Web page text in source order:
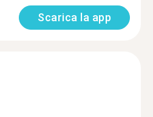
Scarica la app